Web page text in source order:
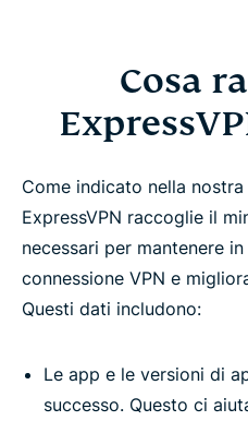
Cosa
Come indicato nella nostra
ExpressVPN raccoglie il
necessari per mantenere
connessione VPN e
Questi dati includono:
Le app e le versioni di
successo. Questo ci